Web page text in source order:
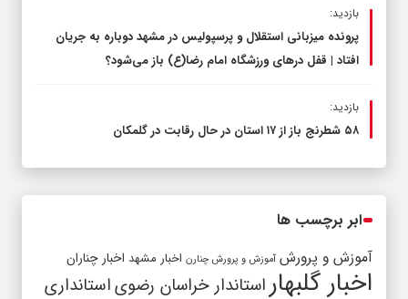
بازدید:
پرونده میزبانی استقلال و پرسپولیس در مشهد دوباره به جریان
افتاد | قفل در‌های ورزشگاه امام رضا(ع) باز می‌شود؟
بازدید:
۵۸ شطرنج‌ باز از ۱۷ استان در حال رقابت در گلمکان
ابر برچسب ها
آموزش و پرورش آموزش و پرورش چنارن اخبار مشهد اخبار چناران
اخبار گلبهار استاندار خراسان رضویاستانداری